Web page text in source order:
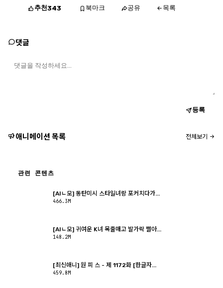
추천343 북마크 공유 목록
댓글
등록
애니메이션 목록 전체보기
관련 콘텐츠
[AIㄴ모] 동탄미시 스타일녀랑 포커치다가...
466.3M
[AIㄴ모] 귀여운 K녀 목줄매고 발가락 빨아...
148.2M
[최신애니] 원 피 스 - 제 1172화 [한글자...
459.8M